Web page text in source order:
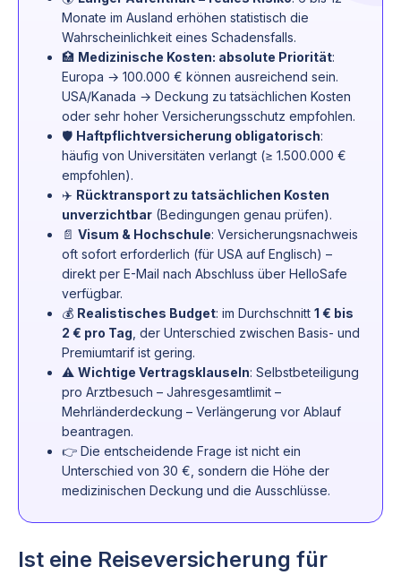
Monate im Ausland erhöhen statistisch die
Wahrscheinlichkeit eines Schadensfalls.
🏥 Medizinische Kosten: absolute Priorität:
Europa → 100.000 € können ausreichend sein.
USA/Kanada → Deckung zu tatsächlichen Kosten
oder sehr hoher Versicherungsschutz empfohlen.
🛡️ Haftpflichtversicherung obligatorisch:
häufig von Universitäten verlangt (≥ 1.500.000 €
empfohlen).
✈️ Rücktransport zu tatsächlichen Kosten
unverzichtbar (Bedingungen genau prüfen).
📄 Visum & Hochschule: Versicherungsnachweis
oft sofort erforderlich (für USA auf Englisch) –
direkt per E-Mail nach Abschluss über HelloSafe
verfügbar.
💰 Realistisches Budget: im Durchschnitt 1 € bis
2 € pro Tag , der Unterschied zwischen Basis- und
Premiumtarif ist gering.
⚠️ Wichtige Vertragsklauseln: Selbstbeteiligung
pro Arztbesuch – Jahresgesamtlimit –
Mehrländerdeckung – Verlängerung vor Ablauf
beantragen.
👉 Die entscheidende Frage ist nicht ein
Unterschied von 30 €, sondern die Höhe der
medizinischen Deckung und die Ausschlüsse.
Ist eine Reiseversicherung für